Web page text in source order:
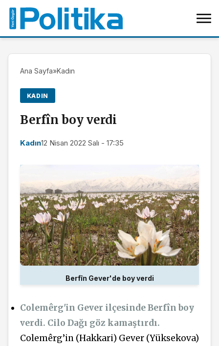
Ana Sayfa»Kadın
KADIN
Berfîn boy verdi
Kadın12 Nisan 2022 Salı - 17:35
Berfîn Gever'de boy verdi
Colemêrg'in Gever ilçesinde Berfîn boy
verdi. Cilo Dağı göz kamaştırdı.
Colemêrg’in (Hakkari) Gever (Yüksekova)